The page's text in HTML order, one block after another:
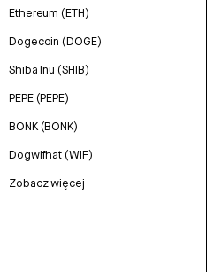
Ethereum (ETH)
Dogecoin (DOGE)
Shiba Inu (SHIB)
PEPE (PEPE)
BONK (BONK)
Dogwifhat (WIF)
Zobacz więcej